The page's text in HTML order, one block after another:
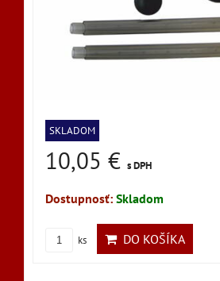
SKLADOM
10,05 € s DPH
Dostupnosť: Skladom
ks DO KOŠÍKA